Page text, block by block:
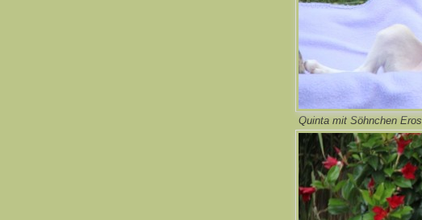
Quinta mit Söhnchen Eros